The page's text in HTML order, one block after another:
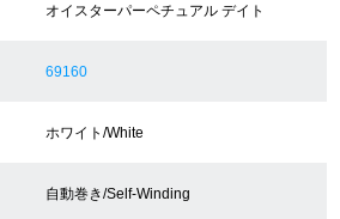
オイスターパーペチュアル デイト
69160
ホワイト/White
自動巻き/Self-Winding